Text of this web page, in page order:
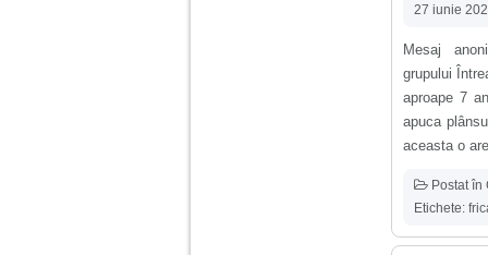
27 iunie
Mesaj
grupului
aproape 7
apuca
aceasta o
Postat în
Etichete: